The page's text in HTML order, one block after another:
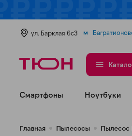
ул. Барклая 6с3
Смартфоны Ноутбуки
Главная Пылесосы Пылесос